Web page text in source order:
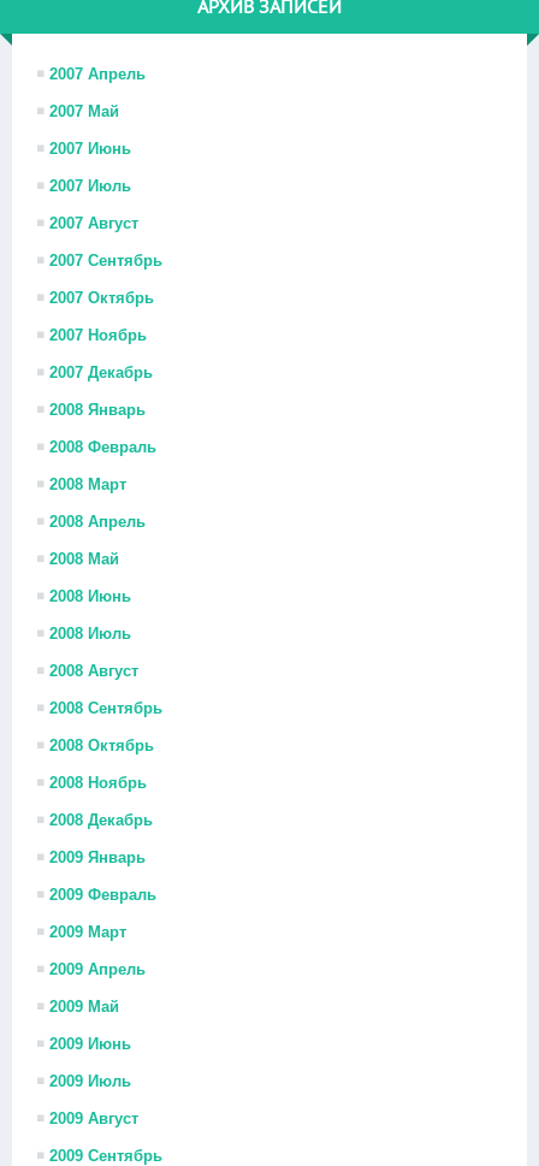
АРХИВ ЗАПИСЕЙ
2007 Апрель
2007 Май
2007 Июнь
2007 Июль
2007 Август
2007 Сентябрь
2007 Октябрь
2007 Ноябрь
2007 Декабрь
2008 Январь
2008 Февраль
2008 Март
2008 Апрель
2008 Май
2008 Июнь
2008 Июль
2008 Август
2008 Сентябрь
2008 Октябрь
2008 Ноябрь
2008 Декабрь
2009 Январь
2009 Февраль
2009 Март
2009 Апрель
2009 Май
2009 Июнь
2009 Июль
2009 Август
2009 Сентябрь